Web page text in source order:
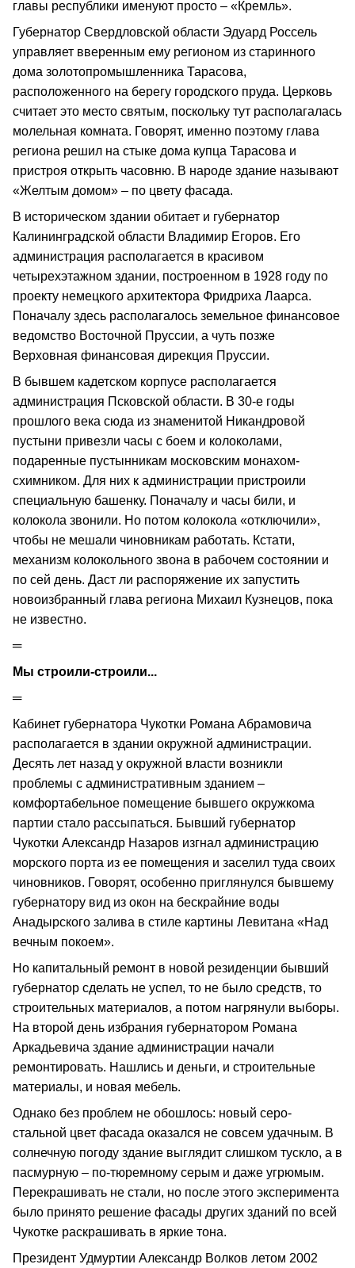
главы республики именуют просто – «Кремль».
Губернатор Свердловской области Эдуард Россель
управляет вверенным ему регионом из старинного
дома золотопромышленника Тарасова,
расположенного на берегу городского пруда. Церковь
считает это место святым, поскольку тут располагалась
молельная комната. Говорят, именно поэтому глава
региона решил на стыке дома купца Тарасова и
пристроя открыть часовню. В народе здание называют
«Желтым домом» – по цвету фасада.
В историческом здании обитает и губернатор
Калининградской области Владимир Егоров. Его
администрация располагается в красивом
четырехэтажном здании, построенном в 1928 году по
проекту немецкого архитектора Фридриха Лаарса.
Поначалу здесь располагалось земельное финансовое
ведомство Восточной Пруссии, а чуть позже
Верховная финансовая дирекция Пруссии.
В бывшем кадетском корпусе располагается
администрация Псковской области. В 30-е годы
прошлого века сюда из знаменитой Никандровой
пустыни привезли часы с боем и колоколами,
подаренные пустынникам московским монахом-
схимником. Для них к администрации пристроили
специальную башенку. Поначалу и часы били, и
колокола звонили. Но потом колокола «отключили»,
чтобы не мешали чиновникам работать. Кстати,
механизм колокольного звона в рабочем состоянии и
по сей день. Даст ли распоряжение их запустить
новоизбранный глава региона Михаил Кузнецов, пока
не известно.
═
Мы строили-строили...
═
Кабинет губернатора Чукотки Романа Абрамовича
располагается в здании окружной администрации.
Десять лет назад у окружной власти возникли
проблемы с административным зданием –
комфортабельное помещение бывшего окружкома
партии стало рассыпаться. Бывший губернатор
Чукотки Александр Назаров изгнал администрацию
морского порта из ее помещения и заселил туда своих
чиновников. Говорят, особенно приглянулся бывшему
губернатору вид из окон на бескрайние воды
Анадырского залива в стиле картины Левитана «Над
вечным покоем».
Но капитальный ремонт в новой резиденции бывший
губернатор сделать не успел, то не было средств, то
строительных материалов, а потом нагрянули выборы.
На второй день избрания губернатором Романа
Аркадьевича здание администрации начали
ремонтировать. Нашлись и деньги, и строительные
материалы, и новая мебель.
Однако без проблем не обошлось: новый серо-
стальной цвет фасада оказался не совсем удачным. В
солнечную погоду здание выглядит слишком тускло, а в
пасмурную – по-тюремному серым и даже угрюмым.
Перекрашивать не стали, но после этого эксперимента
было принято решение фасады других зданий по всей
Чукотке раскрашивать в яркие тона.
Президент Удмуртии Александр Волков летом 2002